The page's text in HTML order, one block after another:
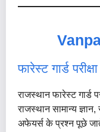
फारेस्ट गार्ड
राजस्थान फारेस्ट गार्ड
राजस्थान सामान्य
अफेयर्स के प्रश्न पूछे